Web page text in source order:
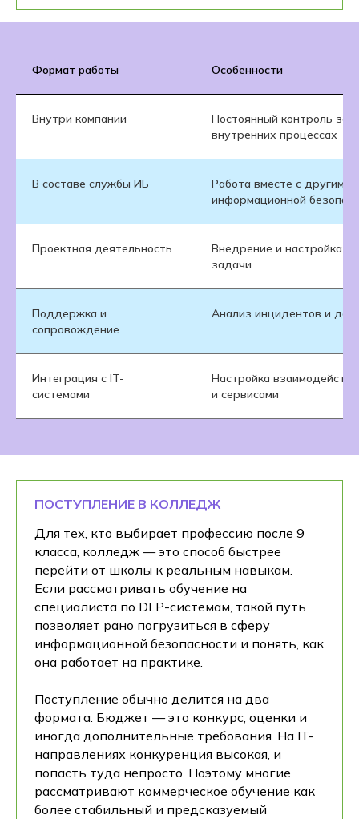
Формат работы Особенности
Внутри компании
Постоянный контроль
внутренних процессах
В составе службы ИБ
Работа вместе с другими
информационной
Проектная деятельность
Внедрение и настройка
задачи
Поддержка и
сопровождение
Анализ инцидентов и
Интеграция с IT-
системами
Настройка
и сервисами
ПОСТУПЛЕНИЕ В КОЛЛЕДЖ
Для тех, кто выбирает профессию после 9
класса, колледж — это способ быстрее
перейти от школы к реальным навыкам.
Если рассматривать обучение на
специалиста по DLP-системам, такой путь
позволяет рано погрузиться в сферу
информационной безопасности и понять, как
она работает на практике.
Поступление обычно делится на два
формата. Бюджет — это конкурс, оценки и
иногда дополнительные требования. На IT-
направлениях конкуренция высокая, и
попасть туда непросто. Поэтому многие
рассматривают коммерческое обучение как
более стабильный и предсказуемый